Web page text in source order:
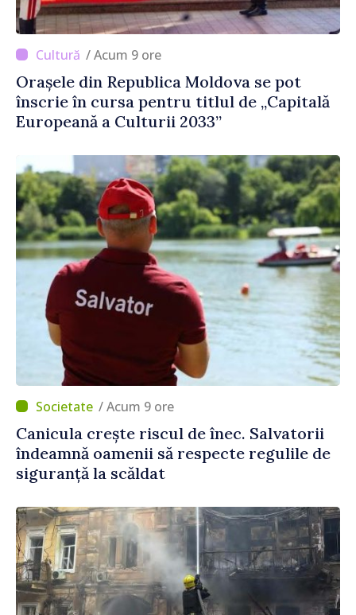
/ Acum 9 ore
Orașele din Republica Moldova se pot
înscrie în cursa pentru titlul de „Capitală
Europeană a Culturii 2033”
/ Acum 9 ore
Canicula crește riscul de înec. Salvatorii
îndeamnă oamenii să respecte regulile de
siguranță la scăldat